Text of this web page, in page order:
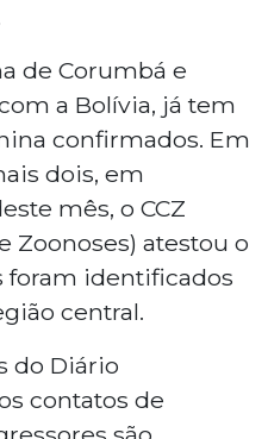
de Corumbá e
a Bolívia, já tem
confirmados. Em
dois, em
mês, o CCZ
Zoonoses) atestou o
foram identificados
central.
do Diário
contatos de